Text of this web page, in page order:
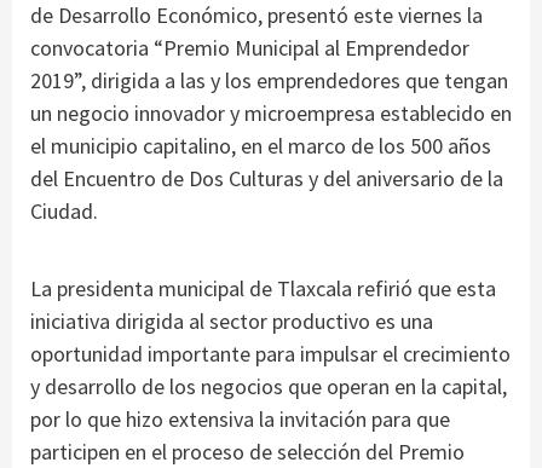
de Desarrollo Económico, presentó este viernes la
convocatoria “Premio Municipal al Emprendedor
2019”, dirigida a las y los emprendedores que tengan
un negocio innovador y microempresa establecido en
el municipio capitalino, en el marco de los 500 años
del Encuentro de Dos Culturas y del aniversario de la
Ciudad.
La presidenta municipal de Tlaxcala refirió que esta
iniciativa dirigida al sector productivo es una
oportunidad importante para impulsar el crecimiento
y desarrollo de los negocios que operan en la capital,
por lo que hizo extensiva la invitación para que
participen en el proceso de selección del Premio